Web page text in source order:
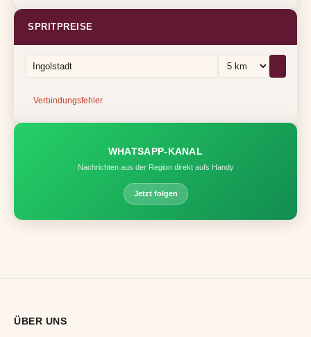
SPRITPREISE
Verbindungsfehler
WHATSAPP-KANAL
Nachrichten aus der Region direkt aufs Handy
Jetzt folgen
ÜBER UNS